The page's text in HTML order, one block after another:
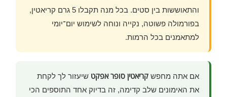
והתאוששות בין סטים. בכל מנה תקבלו 5 גרם קריאטין,
בפורמולה פשוטה, נקייה ונוחה לשימוש יום־יומי
למתאמנים בכל הרמות.
אם אתה מחפש קריאטין סופר אפקט שיעזור לך לקחת
את האימונים שלב קדימה, זה בדיוק אחד התוספים הכי